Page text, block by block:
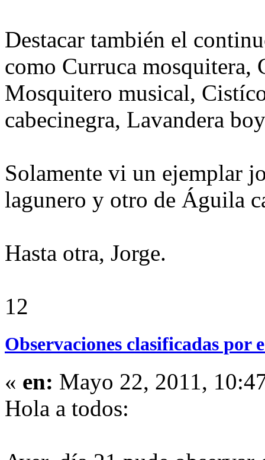
Destacar también el
como Curruca mosquitera,
Mosquitero musical,
cabecinegra, Lavandera
Solamente vi un ejemplar
lagunero y otro de Águila
Hasta otra, Jorge.
12
Observaciones clasificadas por
« en: Mayo 22, 2011,
Hola a todos: